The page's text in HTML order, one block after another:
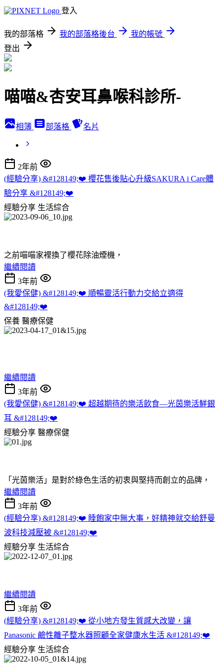
登入
我的部落格 我的部落格後台
我的帳號
登出
喵喵&杏安耳鼻喉科診所-
相簿 部落格 名片
2年前
(經驗分享) &#128149;❤️ 櫻花售後貼心升級SAKURA i Care體
驗分享 &#128149;❤️
經驗分享 生活綜合
之前喵喵家裡換了櫻花除油煙機，
繼續閱讀
3年前
(我愛保健) &#128149;❤️ 順暢靈活行動力交給立適得
&#128149;❤️
保養 醫療保健
繼續閱讀
3年前
(我愛保健) &#128149;❤️ 超越期待的樂活飲食—光茵樂活鮮銀
耳 &#128149;❤️
經驗分享 醫療保健
「光茵樂活」是對於綠色生活的初衷與堅持而創立的品牌，
繼續閱讀
3年前
(經驗分享) &#128149;❤️ 睡飽家中無大事，好精神就交給舒曼
波科技減壓被 &#128149;❤️
經驗分享 生活綜合
繼續閱讀
3年前
(經驗分享) &#128149;❤️ 從小地方發生質感大改變，讓
Panasonic 鹼性離子整水器照顧全家健康水生活 &#128149;❤️
經驗分享 生活綜合